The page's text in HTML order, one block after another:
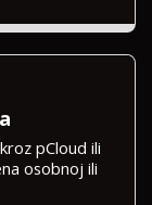
pCloud ili
osobnoj ili